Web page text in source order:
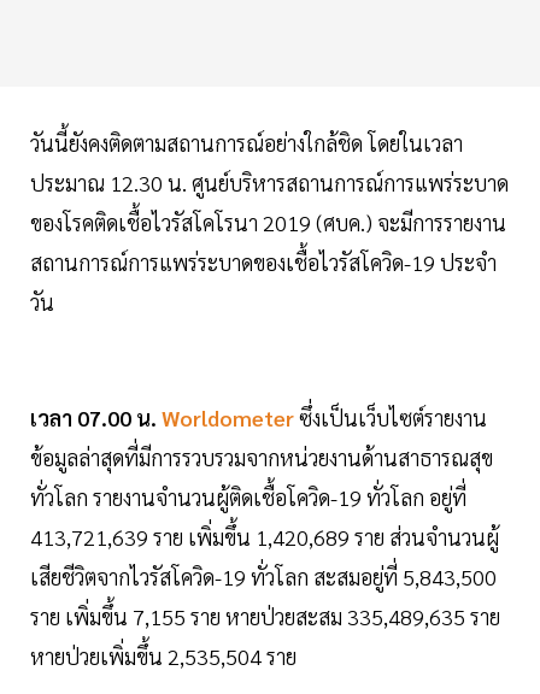
วันนี้ยังคงติดตามสถานการณ์อย่างใกล้ชิด โดยในเวลา
ประมาณ 12.30 น. ศูนย์บริหารสถานการณ์การแพร่ระบาด
ของโรคติดเชื้อไวรัสโคโรนา 2019 (ศบค.) จะมีการรายงาน
สถานการณ์การแพร่ระบาดของเชื้อไวรัสโควิด-19 ประจำ
วัน
เวลา 07.00 น. Worldometerซึ่งเป็นเว็บไซต์รายงาน
ข้อมูลล่าสุดที่มีการรวบรวมจากหน่วยงานด้านสาธารณสุข
ทั่วโลก รายงานจำนวนผู้ติดเชื้อโควิด-19 ทั่วโลก อยู่ที่
413,721,639 ราย เพิ่มขึ้น 1,420,689 ราย ส่วนจำนวนผู้
เสียชีวิตจากไวรัสโควิด-19 ทั่วโลก สะสมอยู่ที่ 5,843,500
ราย เพิ่มขึ้น 7,155 ราย หายป่วยสะสม 335,489,635 ราย
หายป่วยเพิ่มขึ้น 2,535,504 ราย